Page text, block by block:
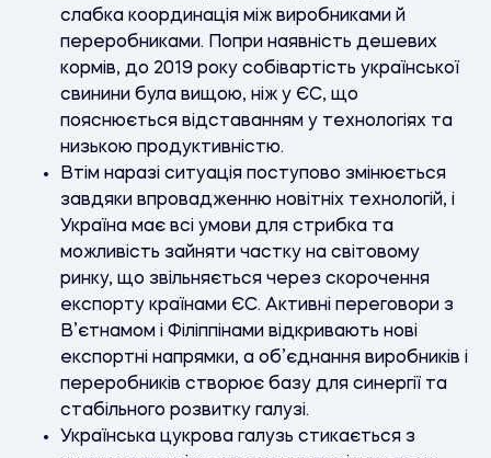
слабка координація між виробниками й
переробниками. Попри наявність дешевих
кормів, до 2019 року собівартість української
свинини була вищою, ніж у ЄС, що
пояснюється відставанням у технологіях та
низькою продуктивністю.
Втім наразі ситуація поступово змінюється
завдяки впровадженню новітніх технологій, і
Україна має всі умови для стрибка та
можливість зайняти частку на світовому
ринку, що звільняється через скорочення
експорту країнами ЄС. Активні переговори з
В’єтнамом і Філіппінами відкривають нові
експортні напрямки, а об’єднання виробників і
переробників створює базу для синергії та
стабільного розвитку галузі.
Українська цукрова галузь стикається з